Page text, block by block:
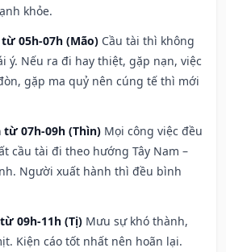
khỏe.
05h-07h (Mão) Cầu tài thì không
ý. Nếu ra đi hay thiệt, gặp nạn, việc
gặp ma quỷ nên cúng tế thì mới
từ 07h-09h (Thìn) Mọi công việc đều
cầu tài đi theo hướng Tây Nam –
Người xuất hành thì đều bình
09h-11h (Tị) Mưu sự khó thành,
Kiện cáo tốt nhất nên hoãn lại.